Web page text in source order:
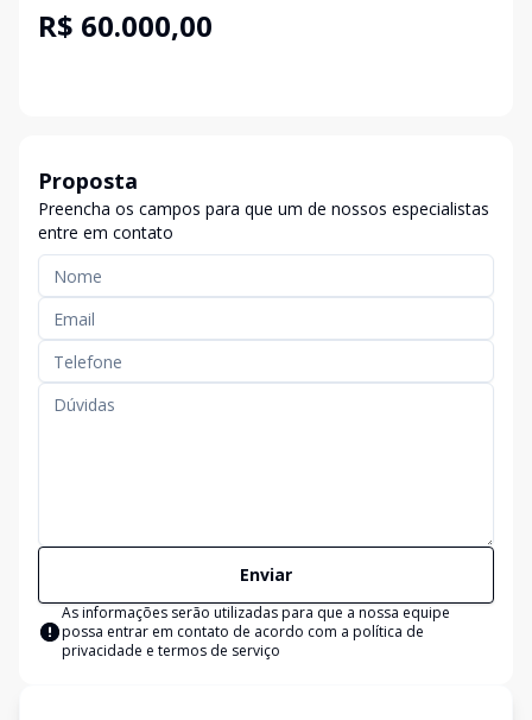
R$ 60.000,00
Proposta
Preencha os campos para que um de nossos especialistas
entre em contato
Enviar
As informações serão utilizadas para que a nossa equipe
possa entrar em contato de acordo com a política de
privacidade e termos de serviço